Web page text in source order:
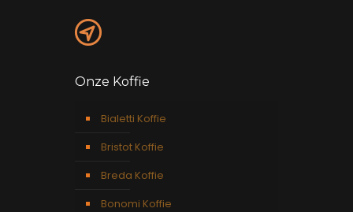
Onze Koffie
Bialetti Koffie
Bristot Koffie
Breda Koffie
Bonomi Koffie